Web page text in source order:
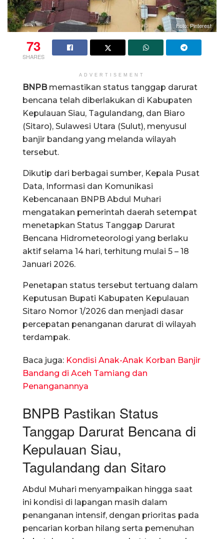
Foto: Pinterest
73
SHARES
ADVERTISEMENT
BNPBmemastikan status tanggap darurat
bencana telah diberlakukan di Kabupaten
Kepulauan Siau, Tagulandang, dan Biaro
(Sitaro), Sulawesi Utara (Sulut), menyusul
banjir bandang yang melanda wilayah
tersebut.
Dikutip dari berbagai sumber, Kepala Pusat
Data, Informasi dan Komunikasi
Kebencanaan BNPB Abdul Muhari
mengatakan pemerintah daerah setempat
menetapkan Status Tanggap Darurat
Bencana Hidrometeorologi yang berlaku
aktif selama 14 hari, terhitung mulai 5 – 18
Januari 2026.
Penetapan status tersebut tertuang dalam
Keputusan Bupati Kabupaten Kepulauan
Sitaro Nomor 1/2026 dan menjadi dasar
percepatan penanganan darurat di wilayah
terdampak.
Baca juga: Kondisi Anak-Anak Korban Banjir
Bandang di Aceh Tamiang dan
Penanganannya
BNPB Pastikan Status
Tanggap Darurat Bencana di
Kepulauan Siau,
Tagulandang dan Sitaro
Abdul Muhari menyampaikan hingga saat
ini kondisi di lapangan masih dalam
penanganan intensif, dengan prioritas pada
pencarian korban hilang serta pemenuhan